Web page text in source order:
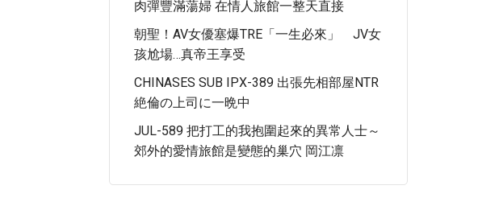
肉彈豐滿蕩婦 在情人旅館一整天直接
朝聖！AV女優塞爆TRE「一生必來」 JV女
孩尬場…真帝王享受
CHINASES SUB IPX-389 出張先相部屋NTR
絶倫の上司に一晩中
JUL-589 把打工的我抱圍起來的異常人士～
郊外的愛情旅館是變態的巢穴 岡江凛